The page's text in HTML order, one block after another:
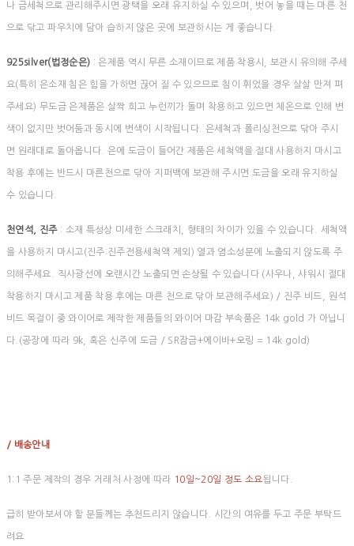
나 금세척으로 관리해주시면 광택을 오래 유지하실 수 있으며, 벗어 놓을 때는 마른 천
으로 닦고 파우치에 담아 습하지 않은 곳에 보관하시는 게 좋습니다.
925silver(법정순은) : 은제품 역시 무른 소재이므로 제품 착용시, 보관시 유의해 주세
요(특히 은소재 침은 힘을 가하면 끊어 질 수 있으므로 침이 휘었을 경우 살살 만져 펴
주세요) 무도금 은제품은 살짝 희고 누런끼가 돌며 착용하고 있으면 체온으로 인해 변
색이 없지만 벗어둠과 동시에 변색이 시작됩니다. 은세척과 폴리싱천으로 닦아 주시
면 원래대로 돌아옵니다. 은에 도금이 들어간 제품은 세척액을 절대 사용하지 마시고
착용 후에는 반드시 마른천으로 닦아 지퍼백에 보관해 주시면 도금을 오래 유지하실
수 있습니다.
천연석, 진주: 소재 특성상 미세한 스크래치, 형태의 차이가 있을 수 있습니다. 세척액
을 사용하지 마시고(진주:진주전용세척액 제외) 열과 염소성분에 노출되지 않도록 주
의해주세요. 직사광선에 오랜시간 노출되면 손상될 수 있습니다 (사우나, 샤워시 절대
착용하지 마시고 제품 착용 후에는 마른 천으로 닦아 보관해주세요) / 진주 비드, 원석
비드 목걸이 중 와이어로 제작한 제품들의 와이어 마감 부속품은 14k gold 가 아닙니
다.(공장에 따라 9k, 혹은 신주에 도금 / SR잠금+에이바+오링 = 14k gold)
/ 배송안내
1:1 주문 제작의 경우 거래처 사정에 따라 10일~20일 정도 소요됩니다.
급히 받아보셔야 할 분들께는 추천드리지 않습니다. 시간의 여유를 두고 주문 부탁드
려요